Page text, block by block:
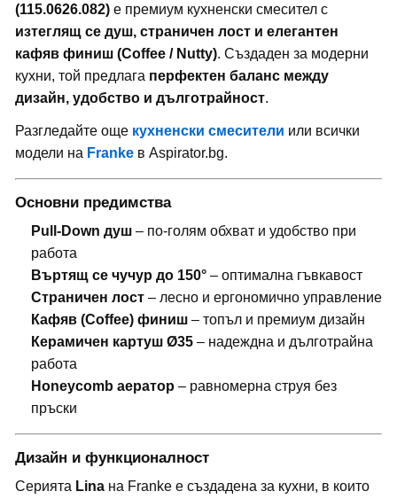
(115.0626.082) е премиум кухненски смесител с
изтеглящ се душ, страничен лост и елегантен
кафяв финиш (Coffee / Nutty). Създаден за модерни
кухни, той предлага перфектен баланс между
дизайн, удобство и дълготрайност.
Разгледайте още кухненски смесители или всички
модели на Franke в Aspirator.bg.
Основни предимства
Pull-Down душ – по-голям обхват и удобство при
работа
Въртящ се чучур до 150° – оптимална гъвкавост
Страничен лост – лесно и ергономично управление
Кафяв (Coffee) финиш – топъл и премиум дизайн
Керамичен картуш Ø35 – надеждна и дълготрайна
работа
Honeycomb аератор – равномерна струя без
пръски
Дизайн и функционалност
Серията Lina на Franke е създадена за кухни, в които